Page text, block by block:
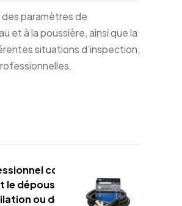
paramètres de
et à la poussière, ainsi que la
situations d’inspection,
conçu pour le
le dépoussiérage des
ou des conduits